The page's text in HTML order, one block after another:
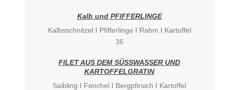
Kalb und PFIFFERLINGE
Kalbsschnitzel I Pfifferlinge I Rahm I Kartoffel
36
FILET AUS DEM SÜSSWASSER UND
KARTOFFELGRATIN
Saibling I Fenchel I Bergpfirsich I Kartoffel